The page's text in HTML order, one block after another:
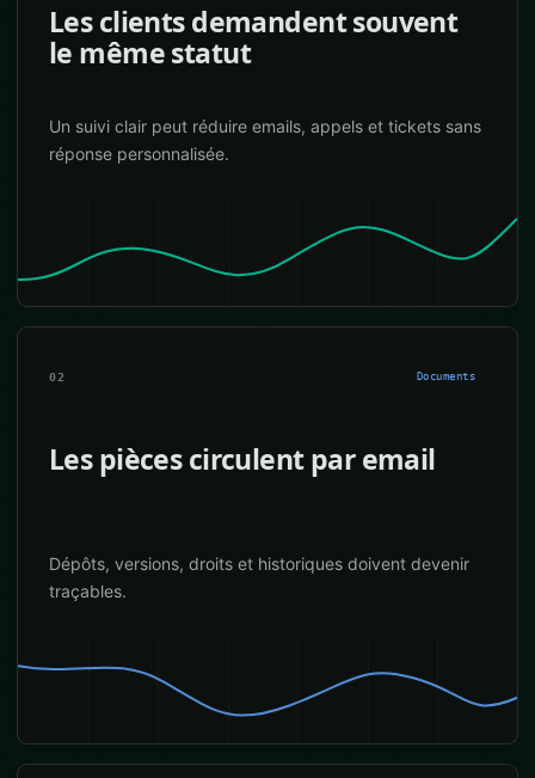
Les clients demandent souvent
le même statut
Un suivi clair peut réduire emails, appels et tickets sans
réponse personnalisée.
02 Documents
Les pièces circulent par email
Dépôts, versions, droits et historiques doivent devenir
traçables.